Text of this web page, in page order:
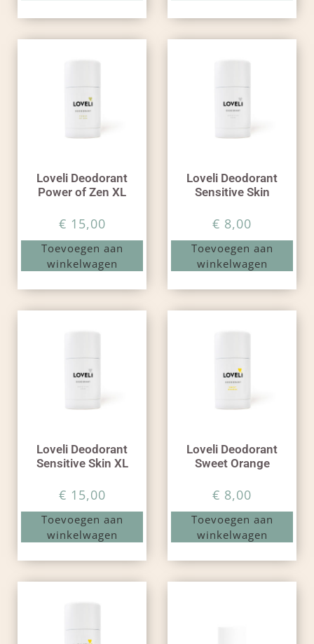
Loveli Deodorant
Power of Zen XL
€ 15,00
Toevoegen aan
winkelwagen
Loveli Deodorant
Sensitive Skin
€ 8,00
Toevoegen aan
winkelwagen
Loveli Deodorant
Sensitive Skin XL
€ 15,00
Toevoegen aan
winkelwagen
Loveli Deodorant
Sweet Orange
€ 8,00
Toevoegen aan
winkelwagen